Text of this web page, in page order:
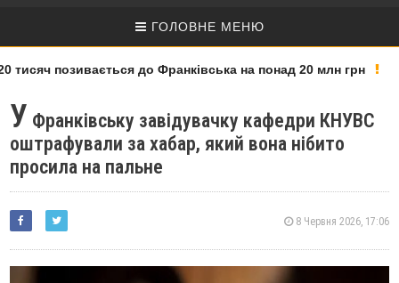
ГОЛОВНЕ МЕНЮ
позивається до Франківська на понад 20 млн грн
У Франківську завідувачку кафедри КНУВС
оштрафували за хабар, який вона нібито
просила на пальне
8 Червня 2026, 17:06